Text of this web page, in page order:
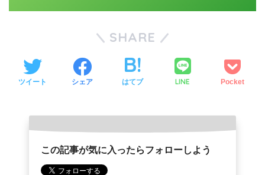
SHARE
ツイート シェア はてブ LINE Pocket
この記事が気に入ったらフォローしよう